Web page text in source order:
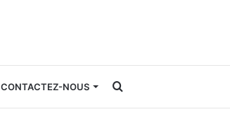
CONTACTEZ-NOUS Rechercher